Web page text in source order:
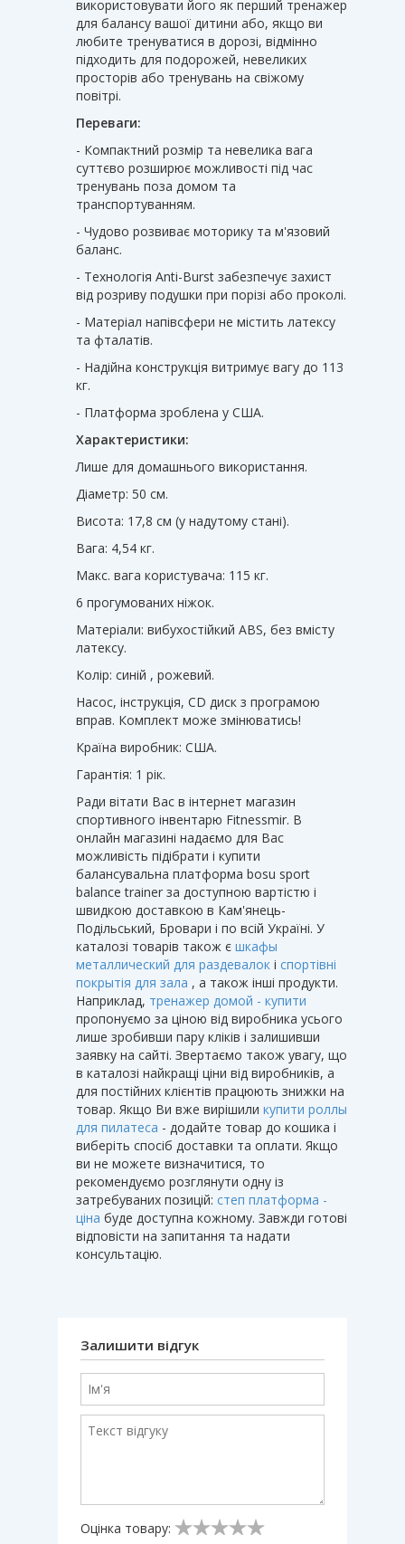
використовувати його як перший тренажер
для балансу вашої дитини або, якщо ви
любите тренуватися в дорозі, відмінно
підходить для подорожей, невеликих
просторів або тренувань на свіжому
повітрі.
Переваги:
- Компактний розмір та невелика вага
суттєво розширює можливості під час
тренувань поза домом та
транспортуванням.
- Чудово розвиває моторику та м'язовий
баланс.
- Технологія Anti-Burst забезпечує захист
від розриву подушки при порізі або проколі.
- Матеріал напівсфери не містить латексу
та фталатів.
- Надійна конструкція витримує вагу до 113
кг.
- Платформа зроблена у США.
Характеристики:
Лише для домашнього використання.
Діаметр: 50 см.
Висота: 17,8 см (у надутому стані).
Вага: 4,54 кг.
Макс. вага користувача: 115 кг.
6 прогумованих ніжок.
Матеріали: вибухостійкий ABS, без вмісту
латексу.
Колір: синій , рожевий.
Насос, інструкція, CD диск з програмою
вправ. Комплект може змінюватись!
Країна виробник: США.
Гарантія: 1 рік.
Ради вітати Вас в інтернет магазин
спортивного інвентарю Fitnessmir. В
онлайн магазині надаємо для Вас
можливість підібрати і купити
балансувальна платформа bosu sport
balance trainer за доступною вартістю і
швидкою доставкою в Кам'янець-
Подільський, Бровари і по всій Україні. У
каталозі товарів також є шкафы
металлический для раздевалок і спортівні
покрытія для зала , а також інші продукти.
Наприклад, тренажер домой - купити
пропонуємо за ціною від виробника усього
лише зробивши пару кліків і залишивши
заявку на сайті. Звертаємо також увагу, що
в каталозі найкращі ціни від виробників, а
для постійних клієнтів працюють знижки на
товар. Якщо Ви вже вирішили купити роллы
для пилатеса - додайте товар до кошика і
виберіть спосіб доставки та оплати. Якщо
ви не можете визначитися, то
рекомендуємо розглянути одну із
затребуваних позицій: степ платформа -
ціна буде доступна кожному. Завжди готові
відповісти на запитання та надати
консультацію.
Залишити відгук
Оцінка товару: